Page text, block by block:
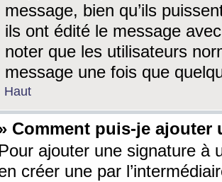
message, bien qu’ils
ils ont édité le message
noter que les utilisateurs
message une fois que
Haut
Comment puis-je ajouter
Pour ajouter une signature à
créer une par